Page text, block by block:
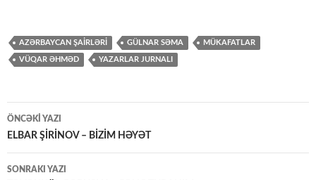
AZƏRBAYCAN ŞAİRLƏRİ GÜLNAR SƏMA MÜKAFATLAR
VÜQAR ƏHMƏD YAZARLAR JURNALI
Yazılar
üzrə
naviqasiya
ÖNCƏKI YAZI
ELBAR ŞİRİNOV – BİZİM HƏYƏT
SONRAKI YAZI